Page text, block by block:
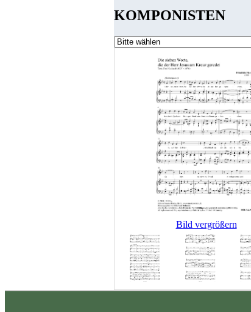
KOMPONISTEN
Bild vergrößern